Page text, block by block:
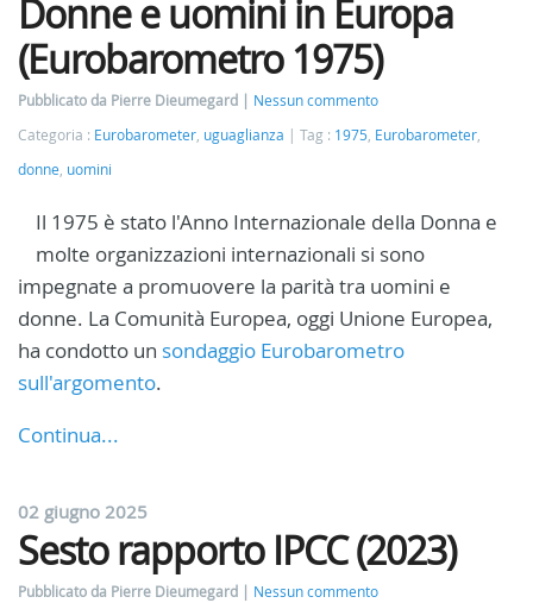
Donne e uomini in Europa
(Eurobarometro 1975)
Pubblicato da Pierre Dieumegard
Nessun commento
Categoria : Eurobarometer, uguaglianza Tag : 1975, Eurobarometer,
donne, uomini
Il 1975 è stato l'Anno Internazionale della Donna e
molte organizzazioni internazionali si sono
impegnate a promuovere la parità tra uomini e
donne. La Comunità Europea, oggi Unione Europea,
ha condotto un sondaggio Eurobarometro
sull'argomento.
Continua...
02 giugno 2025
Sesto rapporto IPCC (2023)
Pubblicato da Pierre Dieumegard
Nessun commento